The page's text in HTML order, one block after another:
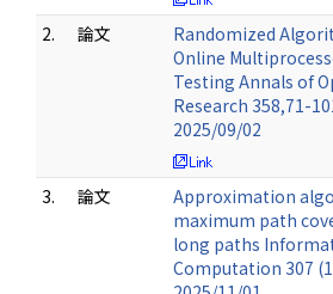
2. 論文
Randomized
Online
Testing Annals of
Research 358,71-
2025/09/02
3. 論文
Approximation
maximum path
long paths
Computation 307